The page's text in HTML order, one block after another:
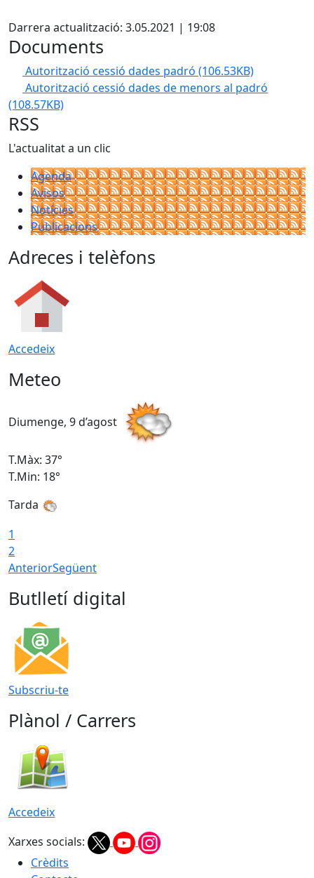
Darrera actualització: 3.05.2021 | 19:08
Documents
Autorització cessió dades padró (106.53KB)
Autorització cessió dades de menors al padró
(108.57KB)
RSS
L'actualitat a un clic
Agenda
Avisos
Notícies
Publicacions
Adreces i telèfons
Accedeix
Meteo
Diumenge, 9 d’agost
T.Màx: 37°
T.Min: 18°
Tarda
1
2
AnteriorSegüent
Butlletí digital
Subscriu-te
Plànol / Carrers
Accedeix
Xarxes socials:
Crèdits